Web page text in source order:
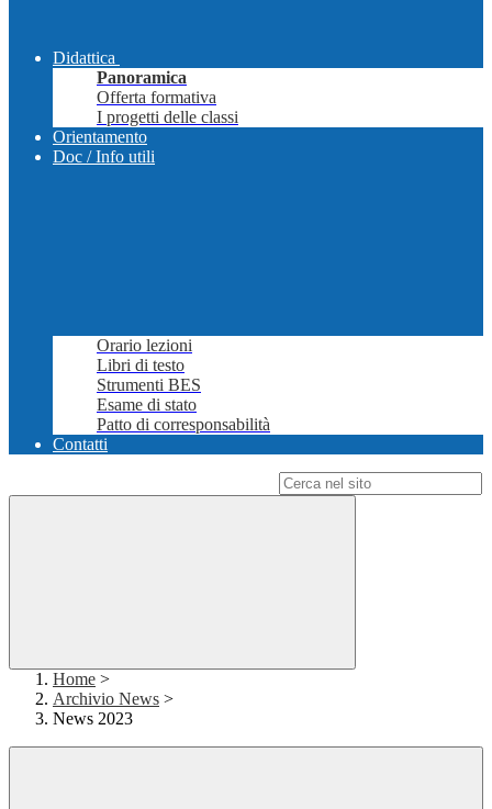
Didattica
Panoramica
Offerta formativa
I progetti delle classi
Orientamento
Doc / Info utili
Orario lezioni
Libri di testo
Strumenti BES
Esame di stato
Patto di corresponsabilità
Contatti
Home >
Archivio News >
News 2023